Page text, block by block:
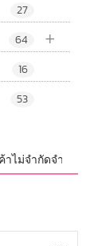
27
+
64
16
53
ม่จำกัดจำนวน